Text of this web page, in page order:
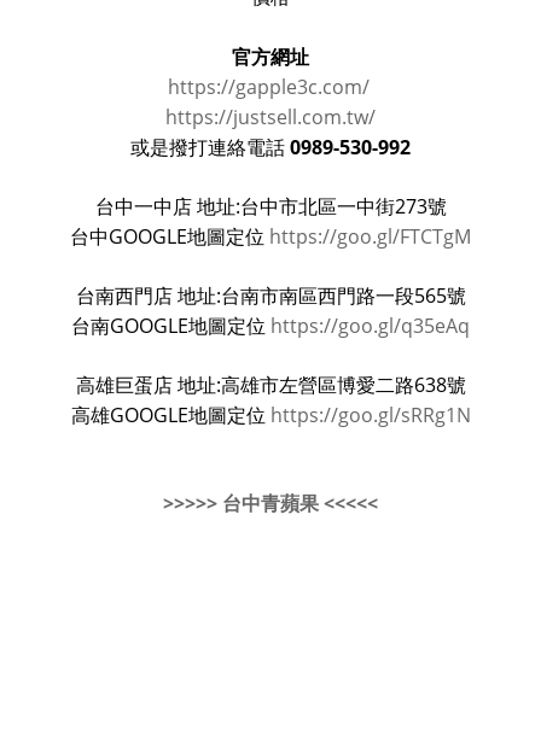
官方網址
https://gapple3c.com/
https://justsell.com.tw/
或是撥打連絡電話 0989-530-992
台中一中店 地址:台中市北區一中街273號
台中GOOGLE地圖定位 https://goo.gl/FTCTgM
台南西門店 地址:台南市南區西門路一段565號
台南GOOGLE地圖定位 https://goo.gl/q35eAq
高雄巨蛋店 地址:高雄市左營區博愛二路638號
高雄GOOGLE地圖定位 https://goo.gl/sRRg1N
>>>>> 台中青蘋果 <<<<<